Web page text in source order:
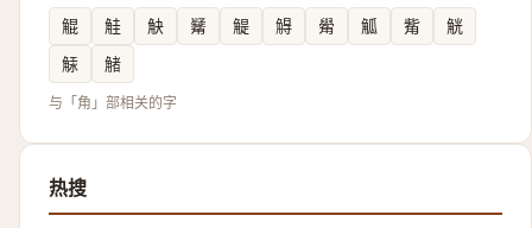
䚠 觟 觖 觺 䚣 䚟 觷 觚 觜
觥
觨
觰
与「角」部相关的字
热搜